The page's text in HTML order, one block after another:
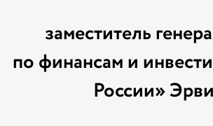
заместитель
по финансам и
России»